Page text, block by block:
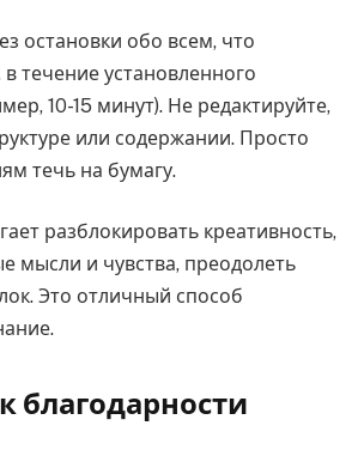
остановки обо всем, что
течение установленного
10-15 минут). Не редактируйте,
или содержании. Просто
течь на бумагу.
разблокировать креативность,
мысли и чувства, преодолеть
Это отличный способ
благодарности